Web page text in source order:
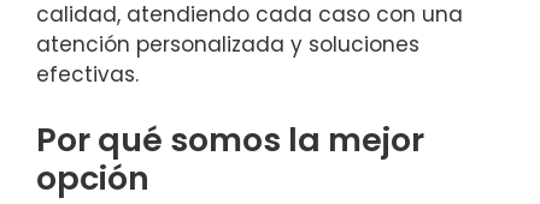
calidad, atendiendo cada caso con una
atención personalizada y soluciones
efectivas.
Por qué somos la mejor
opción